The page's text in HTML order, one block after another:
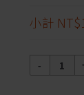
小計